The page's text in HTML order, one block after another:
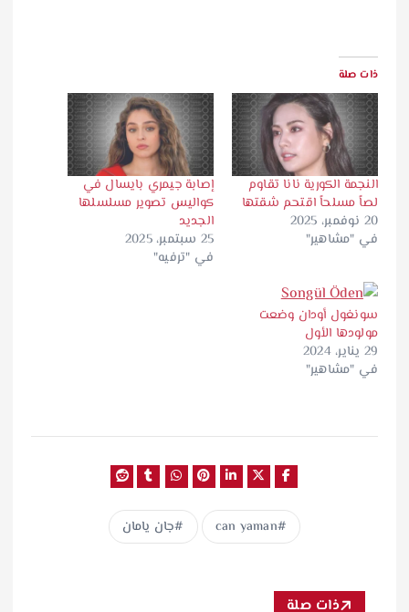
ذات صلة
النجمة الكورية نانا تقاوم
لصاً مسلحاً اقتحم شقتها
20 نوفمبر، 2025
في "مشاهير"
إصابة جيمري بايسال في
كواليس تصوير مسلسلها
الجديد
25 سبتمبر، 2025
في "ترفيه"
سونغول أودان وضعت
مولودها الأول
29 يناير، 2024
في "مشاهير"
can yaman جان يامان
ذات صلة